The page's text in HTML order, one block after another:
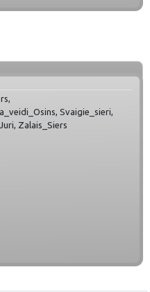
Svaigie_sieri,
Zalais_Siers